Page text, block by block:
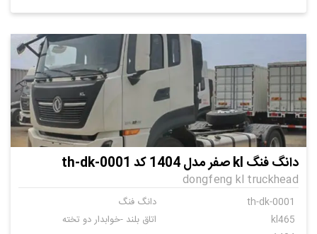
دانگ فنگ kl صفر مدل 1404 کد th-dk-0001
dongfeng kl truckhead
th-dk-0001
دانگ فنگ
kl465
اتاق بلند -خوابدار دو تخته